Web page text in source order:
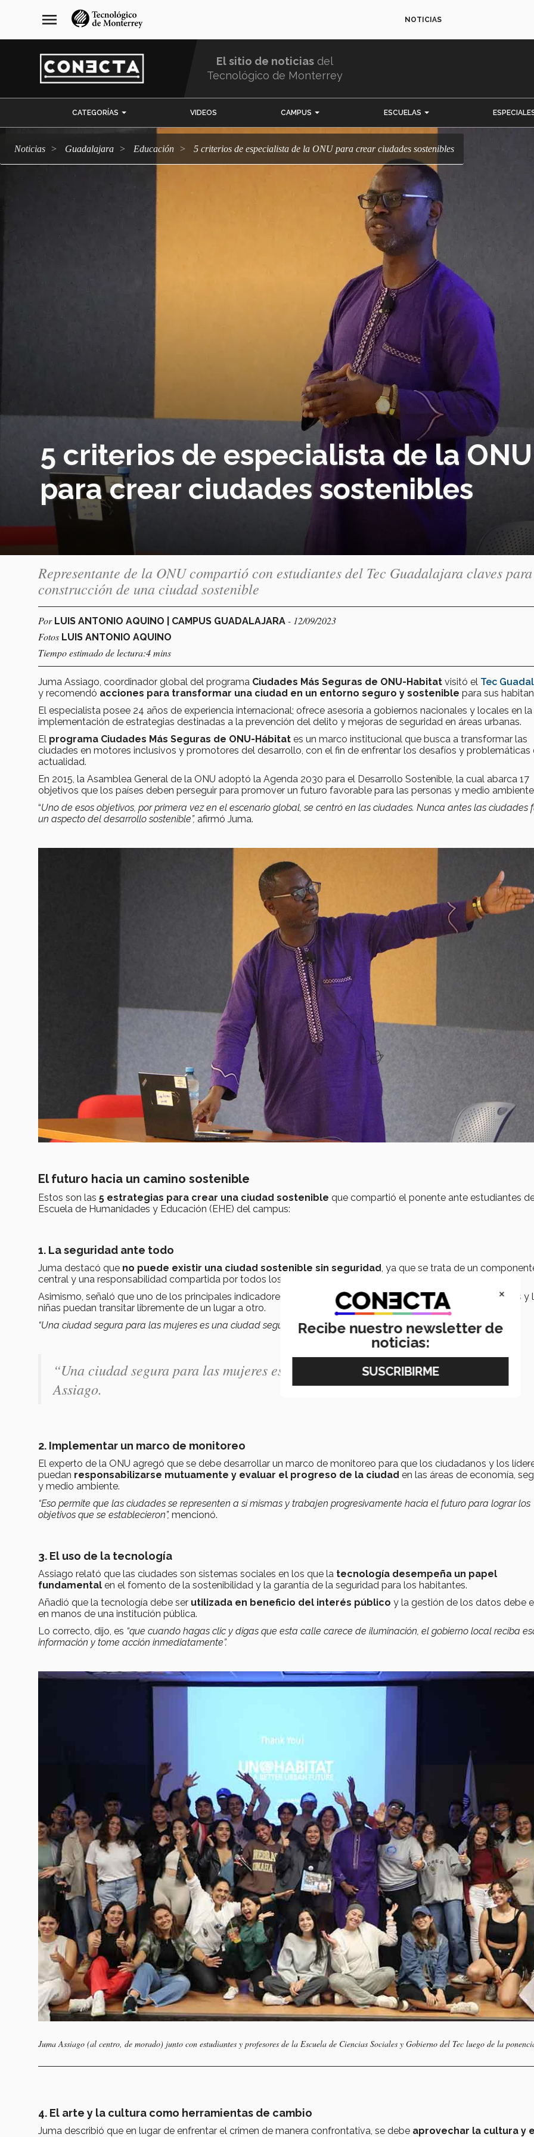
navegación
principal
menu NOTICIAS
El sitio de noticias del
Tecnológico de Monterrey
CATEGORÍAS VIDEOS CAMPUS ESCUELAS
Noticias Guadalajara Educación 5 criterios de especialista de la ONU para crear ciudades sostenibles
5 criterios de especialista de la ONU
para crear ciudades sostenibles
Representante de la ONU compartió con estudiantes del Tec Guadalajara claves
construcción de una ciudad sostenible
Por LUIS ANTONIO AQUINO | CAMPUS GUADALAJARA - 12/09/2023
Fotos LUIS ANTONIO AQUINO
Tiempo estimado de lectura:4 mins
Juma Assiago, coordinador global del programa Ciudades Más Seguras de ONU-Habitat visitó el Tec
y recomendó acciones para transformar una ciudad en un entorno seguro y sostenible para sus
El especialista posee 24 años de experiencia internacional; ofrece asesoría a gobiernos nacionales y locales en la
implementación de estrategias destinadas a la prevención del delito y mejoras de seguridad en áreas urbanas.
El programa Ciudades Más Seguras de ONU-Hábitat es un marco institucional que busca a transformar las
ciudades en motores inclusivos y promotores del desarrollo, con el fin de enfrentar los desafíos y problemáticas
actualidad.
En 2015, la Asamblea General de la ONU adoptó la Agenda 2030 para el Desarrollo Sostenible, la cual abarca 17
objetivos que los países deben perseguir para promover un futuro favorable para las personas y medio
“Uno de esos objetivos, por primera vez en el escenario global, se centró en las ciudades. Nunca antes las ciudades
un aspecto del desarrollo sostenible”, afirmó Juma.
El futuro hacia un camino sostenible
Estos son las 5 estrategias para crear una ciudad sostenible que compartió el ponente ante estudiantes
Escuela de Humanidades y Educación (EHE) del campus:
1. La seguridad ante todo
Juma destacó que no puede existir una ciudad sostenible sin seguridad, ya que se trata de un
central y una responsabilidad compartida por todos los habitantes.
Asimismo, señaló que uno de los principales indicadores de seguridad en una ciudad radica en que las mujeres y
niñas puedan transitar libremente de un lugar a otro.
“Una ciudad segura para las mujeres es una ciudad segura para todos”,subrayó.
“Una ciudad segura para las mujeres es una ciudad segura para todos”.- Juma
Assiago.
2. Implementar un marco de monitoreo
El experto de la ONU agregó que se debe desarrollar un marco de monitoreo para que los ciudadanos y los
puedan responsabilizarse mutuamente y evaluar el progreso de la ciudad en las áreas de economía,
y medio ambiente.
“Eso permite que las ciudades se representen a sí mismas y trabajen progresivamente hacia el futuro para lograr los
objetivos que se establecieron”, mencionó.
3. El uso de la tecnología
Assiago relató que las ciudades son sistemas sociales en los que la tecnología desempeña un papel
fundamental en el fomento de la sostenibilidad y la garantía de la seguridad para los habitantes.
Añadió que la tecnología debe ser utilizada en beneficio del interés público y la gestión de los datos debe
en manos de una institución pública.
Lo correcto, dijo, es “que cuando hagas clic y digas que esta calle carece de iluminación, el gobierno local reciba
información y tome acción inmediatamente”.
Juma Assiago (al centro, de morado) junto con estudiantes y profesores de la Escuela de Ciencias Sociales y Gobierno del Tec luego de la
4. El arte y la cultura como herramientas de cambio
Juma describió que en lugar de enfrentar el crimen de manera confrontativa, se debe aprovechar la cultura y
×
Recibe nuestro newsletter de
noticias: